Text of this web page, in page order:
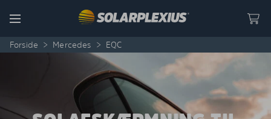
Menu
Forside > Mercedes > EQC